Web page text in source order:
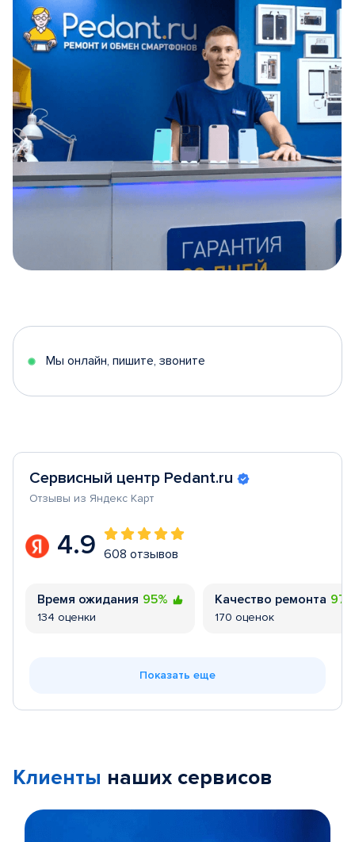
5
Мы онлайн, пишите, звоните
Сервисный центр Pedant.ru
Отзывы из Яндекс Карт
4.9 608 отзывов
Время ожидания 95%
134 оценки
Качество ремонта
170 оценок
Показать еще
Клиенты наших сервисов